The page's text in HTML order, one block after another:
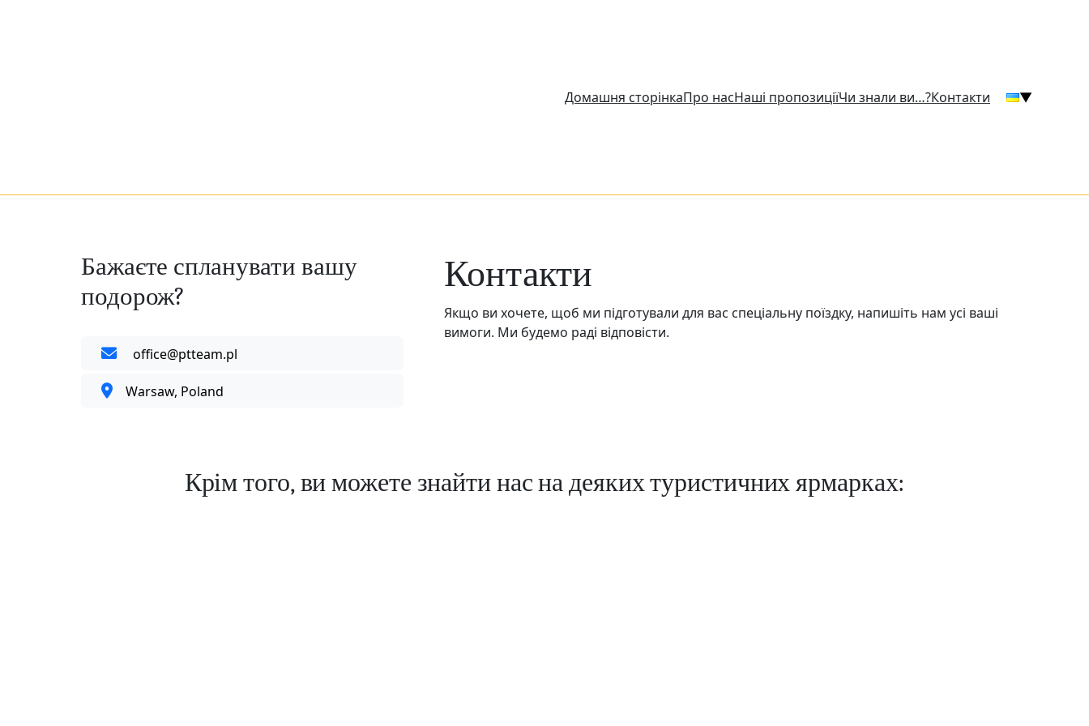
Домашня сторінкаПро насНаші пропозиціїЧи знали ви…?Контакти ▼
Бажаєте спланувати вашу
подорож?
office@ptteam.pl
Warsaw, Poland
Контакти
Якщо ви хочете, щоб ми підготували для вас спеціальну поїздку, напишіть нам усі ваші
вимоги. Ми будемо раді відповісти.
Крім того, ви можете знайти нас на деяких туристичних ярмарках: